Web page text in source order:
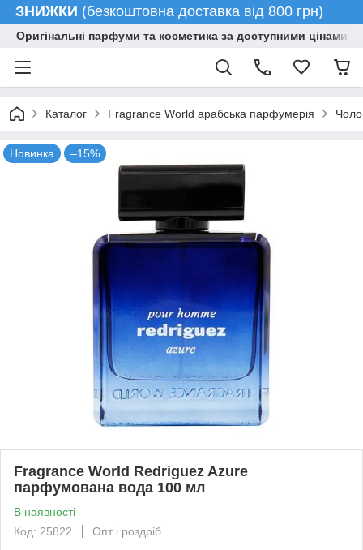
ЗНИЖКИ (безкоштовна доставка від 800 грн)
Оригінальні парфуми та косметика за доступними цінами
Каталог Fragrance World арабська парфумерія
Новинка –15%
Fragrance World Redriguez Azure
парфумована вода 100 мл
В наявності
Код: 25822
Опт і роздріб